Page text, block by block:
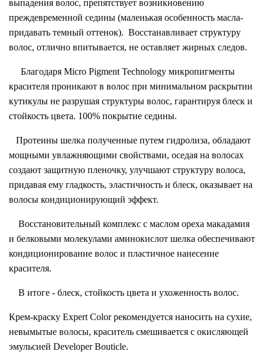
выпадения волос, препятствует возникновению
преждевременной седины (маленькая особенность масла-
придавать темный оттенок). Восстанавливает структуру
волос, отлично впитывается, не оставляет жирных следов.
Благодаря Micro Pigment Technology микропигменты
красителя проникают в волос при минимальном раскрытии
кутикулы не разрушая структуры волос, гарантируя блеск и
стойкость цвета. 100% покрытие седины.
Протеины шелка полученные путем гидролиза, обладают
мощными увлажняющими свойствами, оседая на волосах
создают защитную пленочку, улучшают структуру волоса,
придавая ему гладкость, эластичность и блеск, оказывает на
волосы кондиционирующий эффект.
Восстановительный комплекс с маслом ореха макадамия
и белковыми молекулами аминокислот шелка обеспечивают
кондиционирование волос и пластичное нанесение
красителя.
В итоге - блеск, стойкость цвета и ухоженность волос.
Крем-краску Expert Color рекомендуется наносить на сухие,
невымытые волосы, краситель смешивается с окисляющей
эмульсией Developer Bouticle.